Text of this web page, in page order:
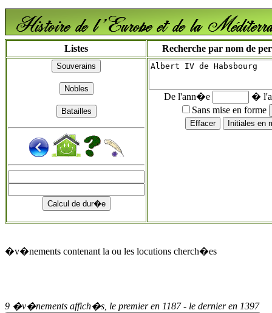
Listes Recherche par nom de
De l'ann�e
�
Sans mise en forme
�v�nements contenant la ou les locutions cherch�es
9 �v�nements affich�s, le premier en 1187- le dernier en 1397